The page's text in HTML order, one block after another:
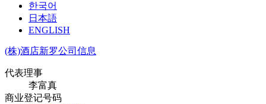
한국어
日本語
ENGLISH
(株)酒店新罗公司信息
代表理事
李富真
商业登记号码